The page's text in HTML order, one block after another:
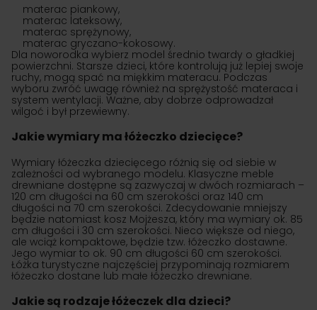
materac piankowy,
materac lateksowy,
materac sprężynowy,
materac gryczano-kokosowy.
Dla noworodka wybierz model średnio twardy o gładkiej
powierzchni. Starsze dzieci, które kontrolują już lepiej swoje
ruchy, mogą spać na miękkim materacu. Podczas
wyboru zwróć uwagę również na sprężystość materaca i
system wentylacji. Ważne, aby dobrze odprowadzał
wilgoć i był przewiewny.
Jakie wymiary ma łóżeczko dziecięce?
Wymiary łóżeczka dziecięcego różnią się od siebie w
zależności od wybranego modelu. Klasyczne meble
drewniane dostępne są zazwyczaj w dwóch rozmiarach –
120 cm długości na 60 cm szerokości oraz 140 cm
długości na 70 cm szerokości. Zdecydowanie mniejszy
będzie natomiast kosz Mojżesza, który ma wymiary ok. 85
cm długości i 30 cm szerokości. Nieco większe od niego,
ale wciąż kompaktowe, będzie tzw. łóżeczko dostawne.
Jego wymiar to ok. 90 cm długości 60 cm szerokości.
Łóżka turystyczne najczęściej przypominają rozmiarem
łóżeczko dostane lub małe łóżeczko drewniane.
Jakie są rodzaje łóżeczek dla dzieci?